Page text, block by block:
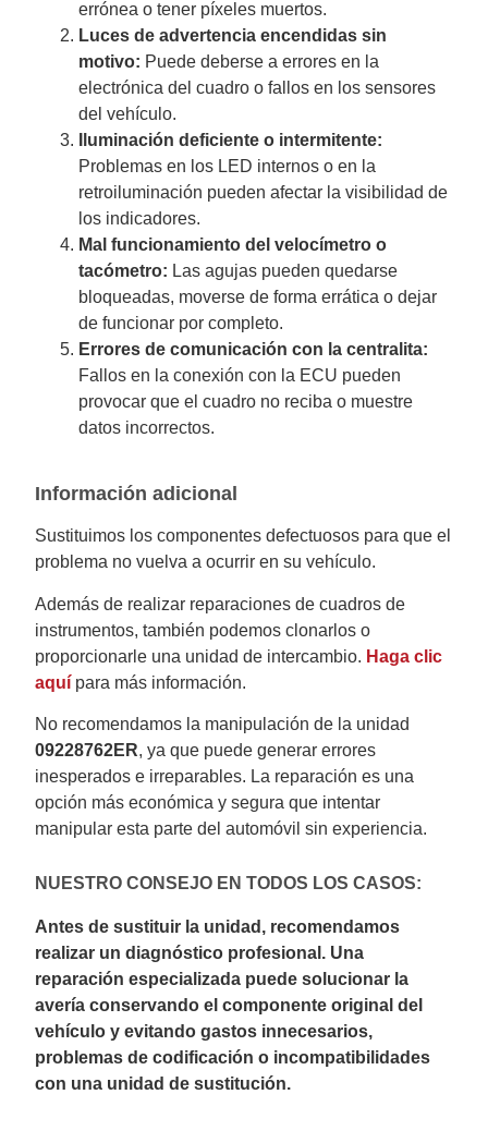
errónea o tener píxeles muertos.
Luces de advertencia encendidas sin
motivo: Puede deberse a errores en la
electrónica del cuadro o fallos en los sensores
del vehículo.
Iluminación deficiente o intermitente:
Problemas en los LED internos o en la
retroiluminación pueden afectar la visibilidad de
los indicadores.
Mal funcionamiento del velocímetro o
tacómetro: Las agujas pueden quedarse
bloqueadas, moverse de forma errática o dejar
de funcionar por completo.
Errores de comunicación con la centralita:
Fallos en la conexión con la ECU pueden
provocar que el cuadro no reciba o muestre
datos incorrectos.
Información adicional
Sustituimos los componentes defectuosos para que el
problema no vuelva a ocurrir en su vehículo.
Además de realizar reparaciones de cuadros de
instrumentos, también podemos clonarlos o
proporcionarle una unidad de intercambio. Haga clic
aquí para más información.
No recomendamos la manipulación de la unidad
09228762ER, ya que puede generar errores
inesperados e irreparables. La reparación es una
opción más económica y segura que intentar
manipular esta parte del automóvil sin experiencia.
NUESTRO CONSEJO EN TODOS LOS CASOS:
Antes de sustituir la unidad, recomendamos
realizar un diagnóstico profesional. Una
reparación especializada puede solucionar la
avería conservando el componente original del
vehículo y evitando gastos innecesarios,
problemas de codificación o incompatibilidades
con una unidad de sustitución.